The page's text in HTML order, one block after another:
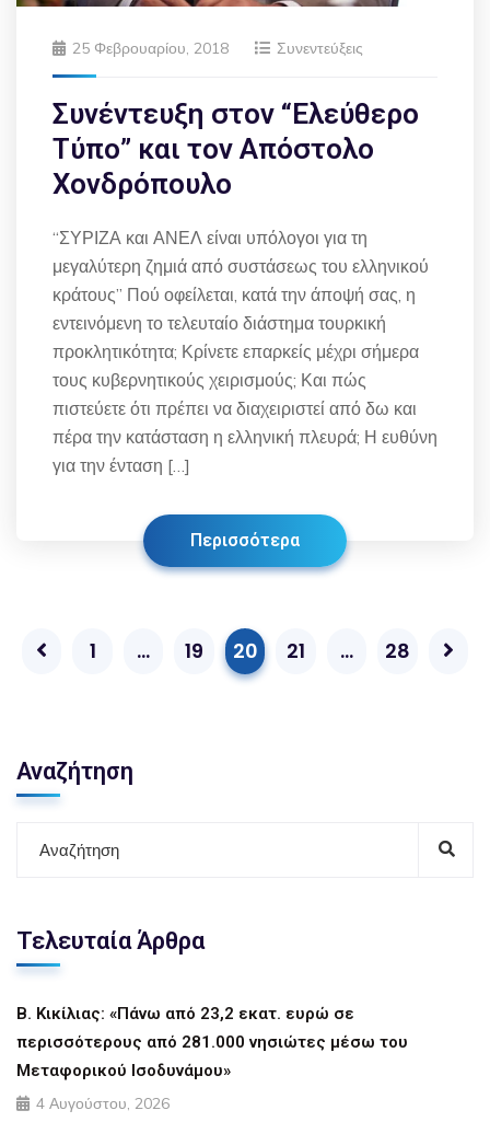
25 Φεβρουαρίου, 2018 Συνεντεύξεις
Συνέντευξη στον “Ελεύθερο
Τύπο” και τον Απόστολο
Χονδρόπουλο
“ΣΥΡΙΖΑ και ΑΝΕΛ είναι υπόλογοι για τη
μεγαλύτερη ζημιά από συστάσεως του ελληνικού
κράτους” Πού οφείλεται, κατά την άποψή σας, η
εντεινόμενη το τελευταίο διάστημα τουρκική
προκλητικότητα; Κρίνετε επαρκείς μέχρι σήμερα
τους κυβερνητικούς χειρισμούς; Και πώς
πιστεύετε ότι πρέπει να διαχειριστεί από δω και
πέρα την κατάσταση η ελληνική πλευρά; Η ευθύνη
για την ένταση […]
Περισσότερα
1 … 19 20 21 … 28
Αναζήτηση
Τελευταία Άρθρα
Β. Κικίλιας: «Πάνω από 23,2 εκατ. ευρώ σε
περισσότερους από 281.000 νησιώτες μέσω του
Μεταφορικού Ισοδυνάμου»
4 Αυγούστου, 2026